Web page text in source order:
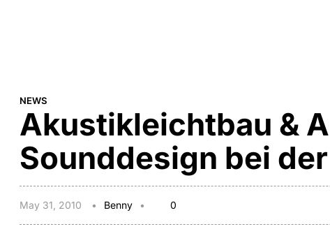
NEWS
Akustikleichtbau &
Sounddesign bei
May 31, 2010 Benny 0